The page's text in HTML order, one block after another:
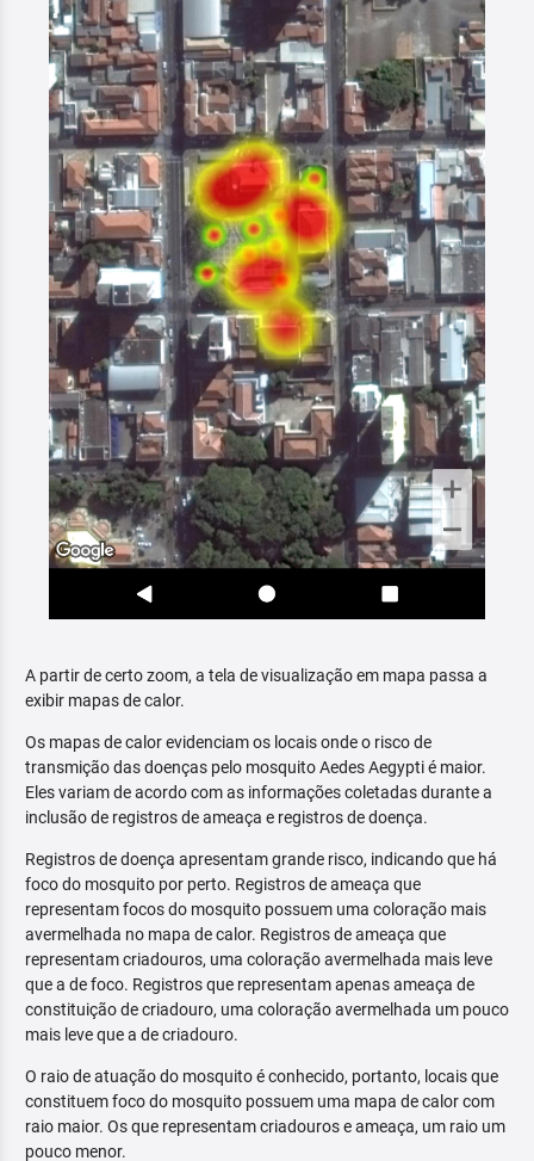
A partir de certo zoom, a tela de visualização em mapa passa a
exibir mapas de calor.
Os mapas de calor evidenciam os locais onde o risco de
transmição das doenças pelo mosquito Aedes Aegypti é maior.
Eles variam de acordo com as informações coletadas durante a
inclusão de registros de ameaça e registros de doença.
Registros de doença apresentam grande risco, indicando que há
foco do mosquito por perto. Registros de ameaça que
representam focos do mosquito possuem uma coloração mais
avermelhada no mapa de calor. Registros de ameaça que
representam criadouros, uma coloração avermelhada mais leve
que a de foco. Registros que representam apenas ameaça de
constituição de criadouro, uma coloração avermelhada um pouco
mais leve que a de criadouro.
O raio de atuação do mosquito é conhecido, portanto, locais que
constituem foco do mosquito possuem uma mapa de calor com
raio maior. Os que representam criadouros e ameaça, um raio um
pouco menor.